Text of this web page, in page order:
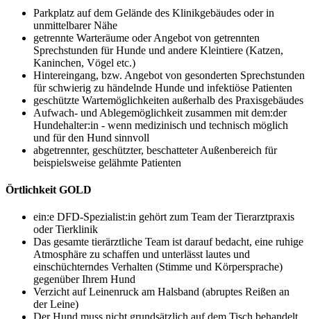
Parkplatz auf dem Gelände des Klinikgebäudes oder in
unmittelbarer Nähe
getrennte Warteräume oder Angebot von getrennten
Sprechstunden für Hunde und andere Kleintiere (Katzen,
Kaninchen, Vögel etc.)
Hintereingang, bzw. Angebot von gesonderten Sprechstunden
für schwierig zu händelnde Hunde und infektiöse Patienten
geschützte Wartemöglichkeiten außerhalb des Praxisgebäudes
Aufwach- und Ablegemöglichkeit zusammen mit dem:der
Hundehalter:in - wenn medizinisch und technisch möglich
und für den Hund sinnvoll
abgetrennter, geschützter, beschatteter Außenbereich für
beispielsweise gelähmte Patienten
Örtlichkeit GOLD
ein:e DFD-Spezialist:in gehört zum Team der Tierarztpraxis
oder Tierklinik
Das gesamte tierärztliche Team ist darauf bedacht, eine ruhige
Atmosphäre zu schaffen und unterlässt lautes und
einschüchterndes Verhalten (Stimme und Körpersprache)
gegenüber Ihrem Hund
Verzicht auf Leinenruck am Halsband (abruptes Reißen an
der Leine)